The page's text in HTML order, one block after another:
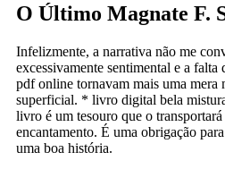
O Último Magnate F.
Infelizmente, a narrativa não me
excessivamente sentimental e a
pdf online tornavam mais uma mera
superficial. * livro digital bela
livro é um tesouro que o
encantamento. É uma obrigação
uma boa história.